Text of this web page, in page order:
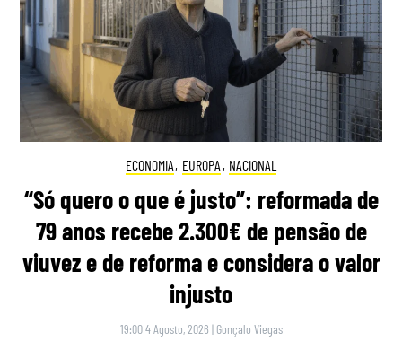
ECONOMIA, EUROPA , NACIONAL
“Só quero o que é justo”: reformada de
79 anos recebe 2.300€ de pensão de
viuvez e de reforma e considera o valor
injusto
19:00 4 Agosto, 2026 | Gonçalo Viegas